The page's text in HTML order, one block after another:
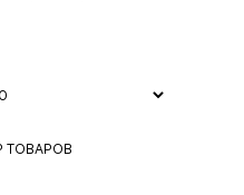
ТОВАРОВ